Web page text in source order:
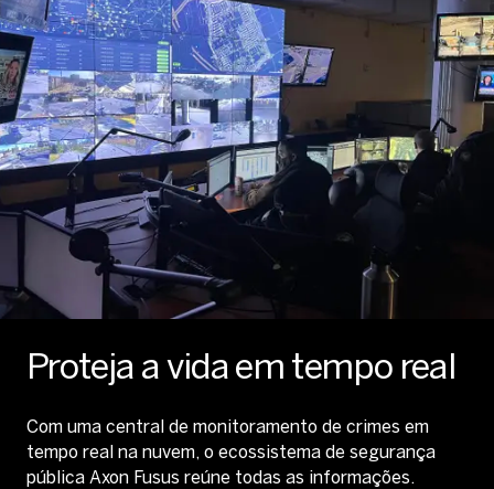
Proteja a vida em tempo real
Com uma central de monitoramento de crimes em
tempo real na nuvem, o ecossistema de segurança
pública Axon Fusus reúne todas as informações.